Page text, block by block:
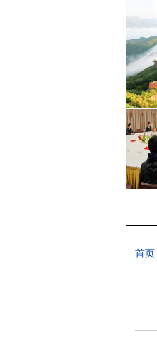
首页